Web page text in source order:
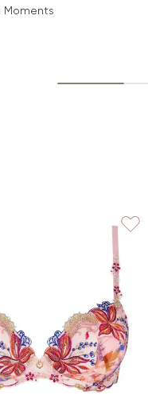
Moments